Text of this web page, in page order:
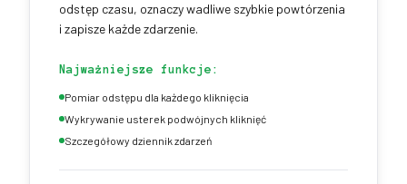
odstęp czasu, oznaczy wadliwe szybkie powtórzenia
i zapisze każde zdarzenie.
Najważniejsze funkcje:
Pomiar odstępu dla każdego kliknięcia
Wykrywanie usterek podwójnych kliknięć
Szczegółowy dziennik zdarzeń